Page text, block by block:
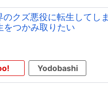
クズ悪役に転生してし
をつかみ取りたい
Yodobashi